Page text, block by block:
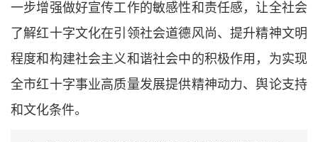
一步增强做好宣传工作的敏感性和责任感，让全社会
了解红十字文化在引领社会道德风尚、提升精神文明
程度和构建社会主义和谐社会中的积极作用，为实现
全市红十字事业高质量发展提供精神动力、舆论支持
和文化条件。